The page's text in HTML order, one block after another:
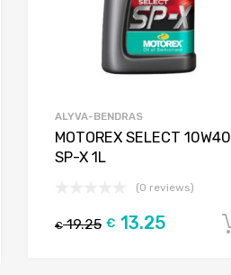
ALYVA-BENDRAS
MOTOREX SELECT 10W40
SP-X 1L
(0 reviews)
€19.25 € 13.25